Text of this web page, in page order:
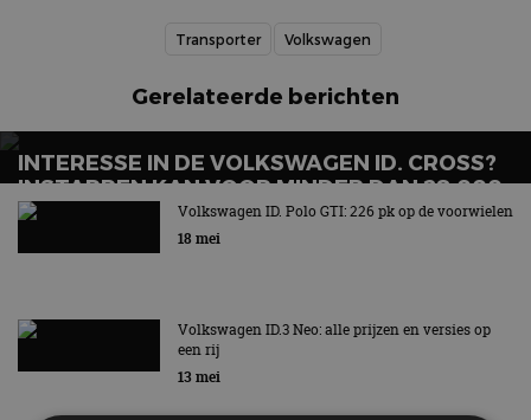
Transporter Volkswagen
Gerelateerde berichten
INTERESSE IN DE VOLKSWAGEN ID. CROSS?
INSTAPPEN KAN VOOR MINDER DAN 28.000
EURO
Volkswagen ID. Polo GTI: 226 pk op de voorwielen
18 mei
Volkswagen ID.3 Neo: alle prijzen en versies op
een rij
13 mei